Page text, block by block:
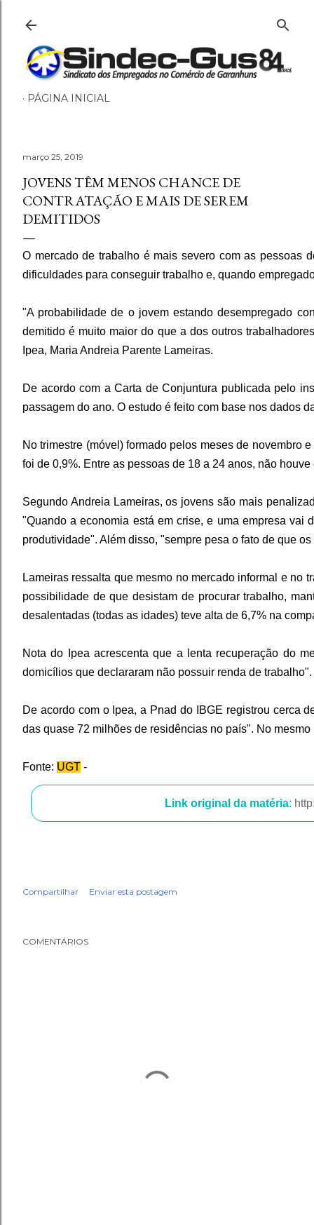
PÁGINA INICIAL
março 25, 2019
JOVENS TÊM MENOS CHANCE DE
CONTRATAÇÃO E MAIS DE SEREM
DEMITIDOS
O mercado de trabalho é mais severo com as pessoas
dificuldades para conseguir trabalho e, quando
"A probabilidade de o jovem estando desempregado
demitido é muito maior do que a dos outros
Ipea, Maria Andreia Parente Lameiras.
De acordo com a Carta de Conjuntura publicada pelo
passagem do ano. O estudo é feito com base nos dados
No trimestre (móvel) formado pelos meses de novembro
foi de 0,9%. Entre as pessoas de 18 a 24 anos, não
Segundo Andreia Lameiras, os jovens são mais
"Quando a economia está em crise, e uma empresa vai
produtividade". Além disso, "sempre pesa o fato de que
Lameiras ressalta que mesmo no mercado informal e no
possibilidade de que desistam de procurar trabalho,
desalentadas (todas as idades) teve alta de 6,7% na
Nota do Ipea acrescenta que a lenta recuperação do
domicílios que declararam não possuir renda de trabalho".
De acordo com o Ipea, a Pnad do IBGE registrou cerca
das quase 72 milhões de residências no país". No
Fonte: UGT -
Link original da matéria:
Compartilhar Enviar esta postagem
COMENTÁRIOS